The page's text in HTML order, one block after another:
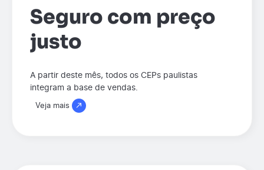
Seguro com preço
justo
A partir deste mês, todos os CEPs paulistas
integram a base de vendas.
Veja mais